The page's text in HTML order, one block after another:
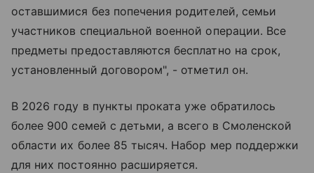
оставшимися без попечения родителей, семьи
участников специальной военной операции. Все
предметы предоставляются бесплатно на срок,
установленный договором", - отметил он.
В 2026 году в пункты проката уже обратилось
более 900 семей с детьми, а всего в Смоленской
области их более 85 тысяч. Набор мер поддержки
для них постоянно расширяется.